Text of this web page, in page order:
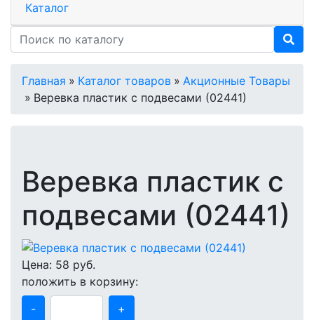
Каталог
Главная » Каталог товаров » Акционные Товары
» Веревка пластик с подвесами (02441)
Веревка пластик с
подвесами (02441)
Цена: 58 руб.
положить в корзину:
-
+